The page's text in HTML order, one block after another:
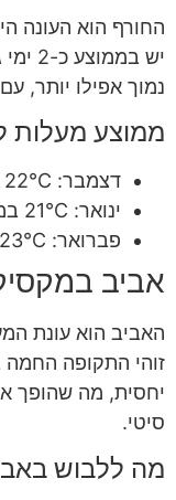
החורף הוא העונה
יש
נמוך אפילו יותר, עם ממוצע של 1-
ממוצע מעלות
דצמבר: 22°C במהלך היום, 6°C בלילה
ינואר: 21°C במהלך היום, 5°C בלילה
פברואר: 23°C במהלך היום, 7°C בלילה
אביב
האביב הוא עונת
זוהי התקופה החמה
יחסית, מה שהופך
סיטי.
מה ללבוש